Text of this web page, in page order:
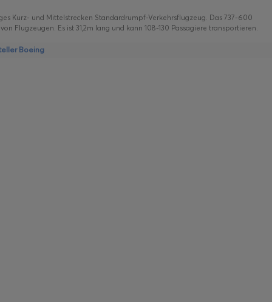
Kurz- und Mittelstrecken Standardrumpf-Verkehrsflugzeug. Das 737-600
Flugzeugen. Es ist 31,2m lang und kann 108-130 Passagiere transportieren.
Boeing